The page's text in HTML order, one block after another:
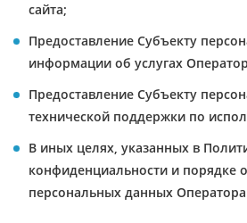
сайта;
Предоставление Субъекту
информации об услугах
Предоставление Субъекту
технической поддержки по
В иных целях, указанных в
конфиденциальности и порядке
персональных данных